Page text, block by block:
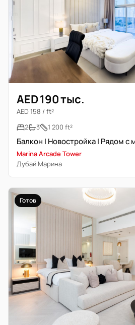
AED 190 тыс.
AED 158 / ft²
2
3 1 200 ft²
Marina Arcade Tower
Дубай Марина
Готов